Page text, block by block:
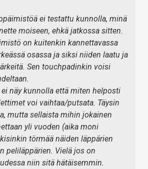
ei testattu kunnolla, minä
moiseen, ehkä jatkossa sitten.
on kuitenkin kannettavassa
osassa ja siksi niiden laatu ja
Sen touchpadinkin voisi
näy kunnolla että miten helposti
voi vaihtaa/putsata. Täysin
mutta sellaista mihin jokainen
yli vuoden (aika moni
törmää näiden läppärien
peliläppärien. Vielä jos on
niin sitä hätäisemmin.